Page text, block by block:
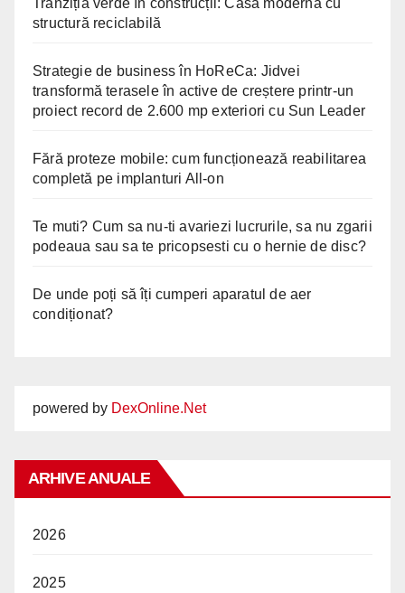
structură reciclabilă
Strategie de business în HoReCa: Jidvei
transformă terasele în active de creștere printr-un
proiect record de 2.600 mp exteriori cu Sun Leader
Fără proteze mobile: cum funcționează reabilitarea
completă pe implanturi All-on
Te muti? Cum sa nu-ti avariezi lucrurile, sa nu zgarii
podeaua sau sa te pricopsesti cu o hernie de disc?
De unde poți să îți cumperi aparatul de aer
condiționat?
powered by DexOnline.Net
ARHIVE ANUALE
2026
2025